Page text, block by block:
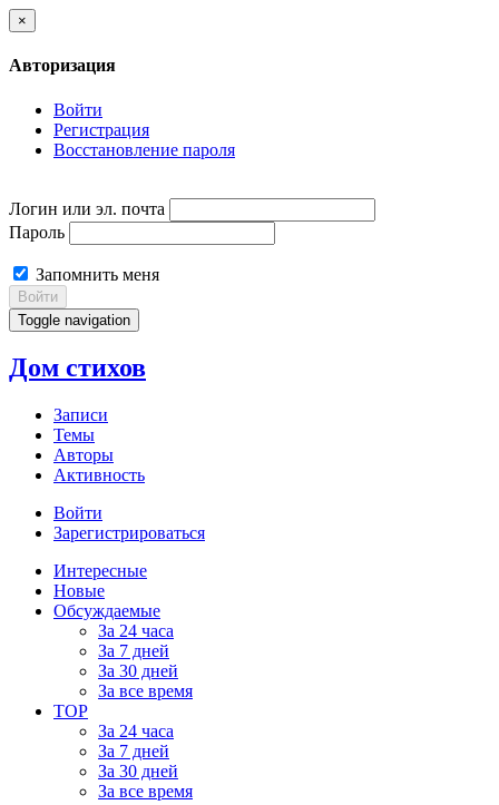
×
Авторизация
Войти
Регистрация
Восстановление пароля
Логин или эл. почта
Пароль
Запомнить меня
Войти
Toggle navigation
Дом стихов
Записи
Темы
Авторы
Активность
Войти
Зарегистрироваться
Интересные
Новые
Обсуждаемые
За 24 часа
За 7 дней
За 30 дней
За все время
TOP
За 24 часа
За 7 дней
За 30 дней
За все время